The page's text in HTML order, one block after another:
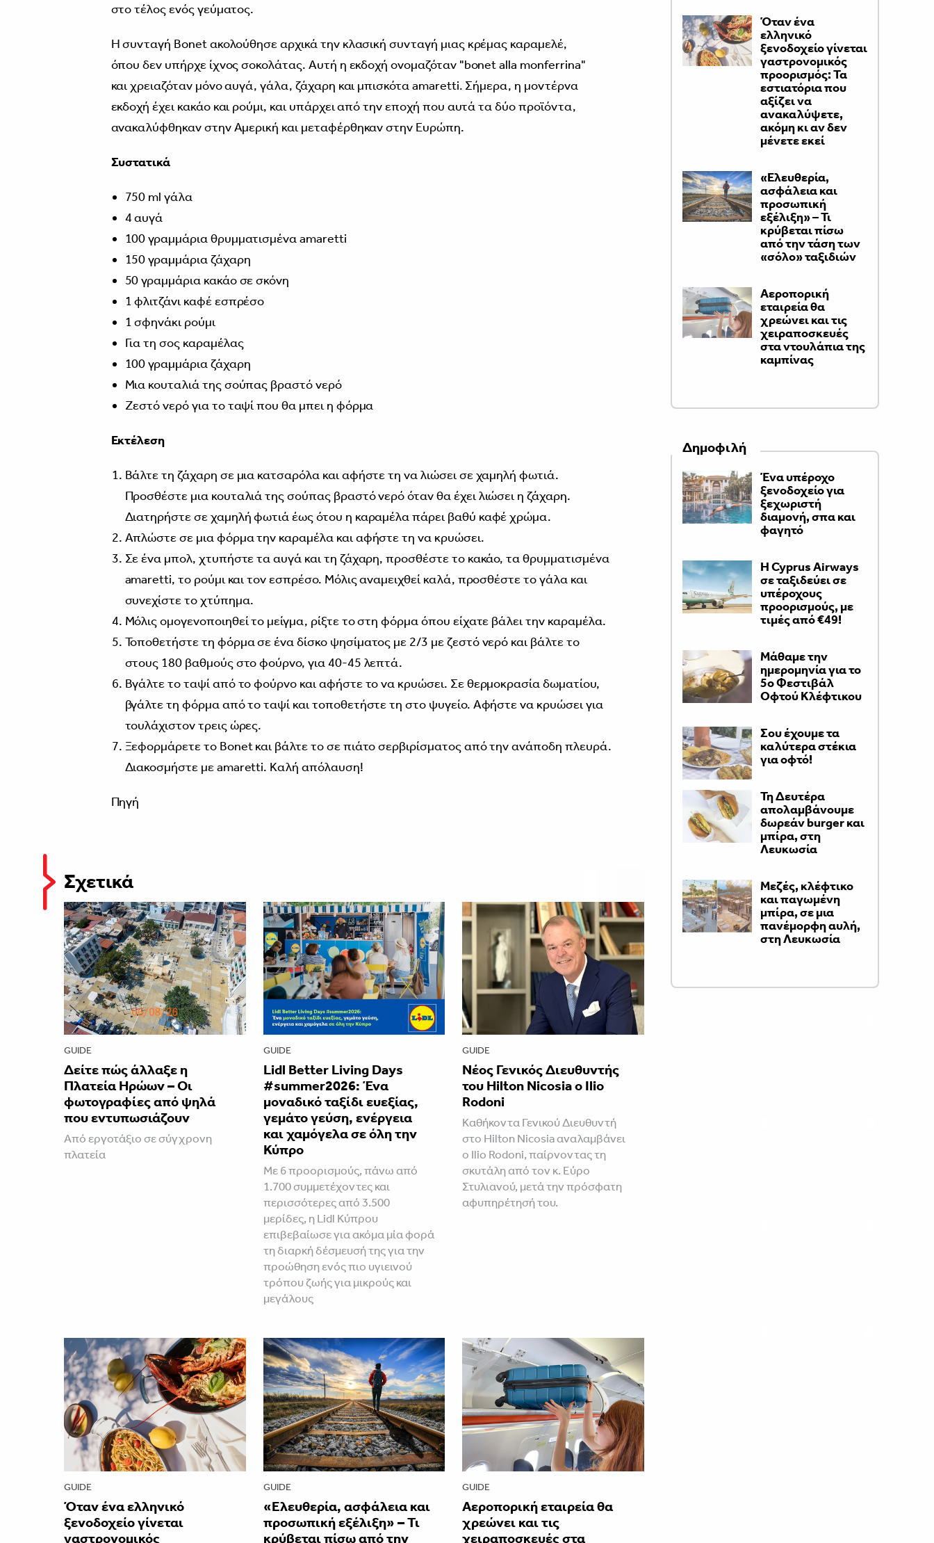
στο τέλος ενός γεύματος.
Η συνταγή Bonet ακολούθησε αρχικά την κλασική συνταγή μιας κρέμας καραμελέ,
όπου δεν υπήρχε ίχνος σοκολάτας. Αυτή η εκδοχή ονομαζόταν "bonet alla monferrina"
και χρειαζόταν μόνο αυγά, γάλα, ζάχαρη και μπισκότα amaretti. Σήμερα, η μοντέρνα
εκδοχή έχει κακάο και ρούμι, και υπάρχει από την εποχή που αυτά τα δύο προϊόντα,
ανακαλύφθηκαν στην Αμερική και μεταφέρθηκαν στην Ευρώπη.
Συστατικά
750 ml γάλα
4 αυγά
100 γραμμάρια θρυμματισμένα amaretti
150 γραμμάρια ζάχαρη
50 γραμμάρια κακάο σε σκόνη
1 φλιτζάνι καφέ εσπρέσο
1 σφηνάκι ρούμι
Για τη σος καραμέλας
100 γραμμάρια ζάχαρη
Μια κουταλιά της σούπας βραστό νερό
Ζεστό νερό για το ταψί που θα μπει η φόρμα
Εκτέλεση
Βάλτε τη ζάχαρη σε μια κατσαρόλα και αφήστε τη να λιώσει σε χαμηλή φωτιά.
Προσθέστε μια κουταλιά της σούπας βραστό νερό όταν θα έχει λιώσει η ζάχαρη.
Διατηρήστε σε χαμηλή φωτιά έως ότου η καραμέλα πάρει βαθύ καφέ χρώμα.
Απλώστε σε μια φόρμα την καραμέλα και αφήστε τη να κρυώσει.
Σε ένα μπολ, χτυπήστε τα αυγά και τη ζάχαρη, προσθέστε το κακάο, τα θρυμματισμένα
amaretti, το ρούμι και τον εσπρέσο. Μόλις αναμειχθεί καλά, προσθέστε το γάλα και
συνεχίστε το χτύπημα.
Μόλις ομογενοποιηθεί το μείγμα, ρίξτε το στη φόρμα όπου είχατε βάλει την καραμέλα.
Τοποθετήστε τη φόρμα σε ένα δίσκο ψησίματος με 2/3 με ζεστό νερό και βάλτε το
στους 180 βαθμούς στο φούρνο, για 40-45 λεπτά.
Βγάλτε το ταψί από το φούρνο και αφήστε το να κρυώσει. Σε θερμοκρασία δωματίου,
βγάλτε τη φόρμα από το ταψί και τοποθετήστε τη στο ψυγείο. Αφήστε να κρυώσει για
τουλάχιστον τρεις ώρες.
Ξεφορμάρετε το Bonet και βάλτε το σε πιάτο σερβιρίσματος από την ανάποδη πλευρά.
Διακοσμήστε με amaretti. Καλή απόλαυση!
Πηγή
Σχετικά
GUIDE
Δείτε πώς άλλαξε η
Πλατεία Ηρώων – Οι
φωτογραφίες από ψηλά
που εντυπωσιάζουν
Από εργοτάξιο σε σύγχρονη
πλατεία
GUIDE
Lidl Better Living Days
#summer2026: Ένα
μοναδικό ταξίδι ευεξίας,
γεμάτο γεύση, ενέργεια
και χαμόγελα σε όλη την
Κύπρο
Με 6 προορισμούς, πάνω από
1.700 συμμετέχοντες και
περισσότερες από 3.500
μερίδες, η Lidl Κύπρου
επιβεβαίωσε για ακόμα μία φορά
τη διαρκή δέσμευσή της για την
προώθηση ενός πιο υγιεινού
τρόπου ζωής για μικρούς και
μεγάλους
GUIDE
Νέος Γενικός Διευθυντής
του Hilton Nicosia ο Ilio
Rodoni
Καθήκοντα Γενικού Διευθυντή
στο Hilton Nicosia αναλαμβάνει
ο Ilio Rodoni, παίρνοντας τη
σκυτάλη από τον κ. Εύρο
Στυλιανού, μετά την πρόσφατη
αφυπηρέτησή του.
GUIDE
Όταν ένα ελληνικό
ξενοδοχείο γίνεται
γαστρονομικός
GUIDE
«Ελευθερία, ασφάλεια και
προσωπική εξέλιξη» – Τι
κρύβεται πίσω από την
GUIDE
Αεροπορική εταιρεία θα
χρεώνει και τις
χειραποσκευές στα
Όταν ένα
ελληνικό
ξενοδοχείο γίνεται
γαστρονομικός
προορισμός: Τα
εστιατόρια που
αξίζει να
ανακαλύψετε,
ακόμη κι αν δεν
μένετε εκεί
«Ελευθερία,
ασφάλεια και
προσωπική
εξέλιξη» – Τι
κρύβεται πίσω
από την τάση των
«σόλο» ταξιδιών
Αεροπορική
εταιρεία θα
χρεώνει και τις
χειραποσκευές
στα ντουλάπια της
καμπίνας
Δημοφιλή
Ένα υπέροχο
ξενοδοχείο για
ξεχωριστή
διαμονή, σπα και
φαγητό
H Cyprus Airways
σε ταξιδεύει σε
υπέροχους
προορισμούς, με
τιμές από €49!
Μάθαμε την
ημερομηνία για το
5ο Φεστιβάλ
Οφτού Κλέφτικου
Σου έχουμε τα
καλύτερα στέκια
για οφτό!
Τη Δευτέρα
απολαμβάνουμε
δωρεάν burger και
μπίρα, στη
Λευκωσία
Μεζές, κλέφτικο
και παγωμένη
μπίρα, σε μια
πανέμορφη αυλή,
στη Λευκωσία